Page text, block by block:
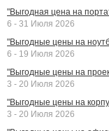
"Выгодная цена на
6 - 31 Июля 2026
"Выгодные цены на
6 - 19 Июля 2026
"Выгодные цены на
3 - 20 Июля 2026
"Выгодные цены на
3 - 20 Июля 2026